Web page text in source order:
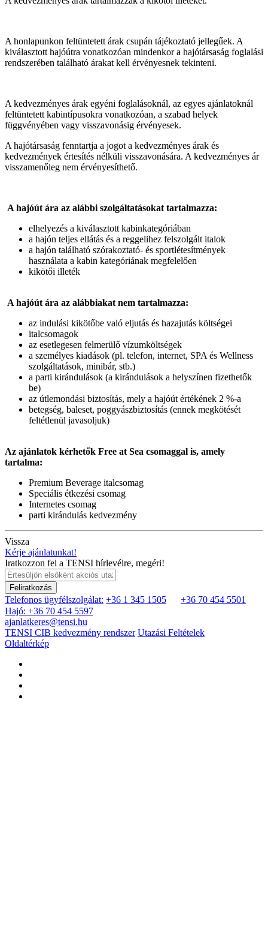
A honlapunkon feltüntetett árak csupán tájékoztató jellegűek. A
kiválasztott hajóútra vonatkozóan mindenkor a hajótársaság foglalási
rendszerében található árakat kell érvényesnek tekinteni.
A kedvezményes árak egyéni foglalásoknál, az egyes ajánlatoknál
feltüntetett kabintípusokra vonatkozóan, a szabad helyek
függvényében vagy visszavonásig érvényesek.
A hajótársaság fenntartja a jogot a kedvezményes árak és
kedvezmények értesítés nélküli visszavonására. A kedvezményes ár
visszamenőleg nem érvényesíthető.
A hajóút ára az alábbi szolgáltatásokat tartalmazza:
elhelyezés a kiválasztott kabinkategóriában
a hajón teljes ellátás és a reggelihez felszolgált italok
a hajón található szórakoztató- és sportlétesítmények
használata a kabin kategóriának megfelelően
kikötői illeték
A hajóút ára az alábbiakat nem tartalmazza:
az indulási kikötőbe való eljutás és hazajutás költségei
italcsomagok
az esetlegesen felmerülő vízumköltségek
a személyes kiadások (pl. telefon, internet, SPA és Wellness
szolgáltatások, minibár, stb.)
a parti kirándulások (a kirándulások a helyszínen fizethetők
be)
az útlemondási biztosítás, mely a hajóút értékének 2 %-a
betegség, baleset, poggyászbiztosítás (ennek megkötését
feltétlenül javasoljuk)
Az ajánlatok kérhetők Free at Sea csomaggal is, amely
tartalma:
Premium Beverage italcsomag
Speciális étkezési csomag
Internetes csomag
parti kirándulás kedvezmény
Vissza
Kérje ajánlatunkat!
Iratkozzon fel a TENSI hírlevélre, megéri!
Feliratkozás
Telefonos ügyfélszolgálat: +36 1 345 1505
+36 70 454 5501
Hajó: +36 70 454 5597
ajanlatkeres@tensi.hu
TENSI CIB kedvezmény rendszer Utazási Feltételek
Oldaltérkép